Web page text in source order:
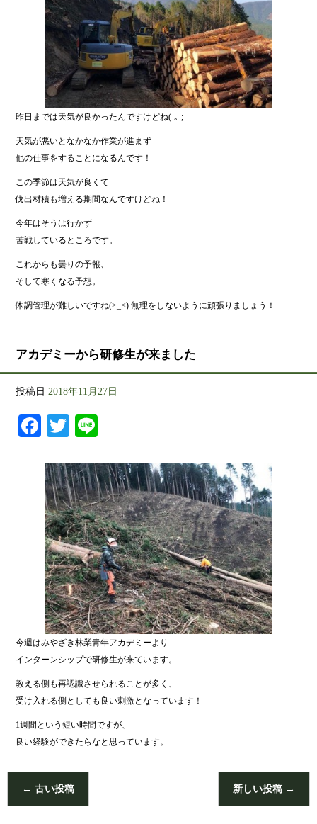
昨日までは天気が良かったんですけどね(-｡-;
天気が悪いとなかなか作業が進まず
他の仕事をすることになるんです！
この季節は天気が良くて
伐出材積も増える期間なんですけどね！
今年はそうは行かず
苦戦しているところです。
これからも曇りの予報、
そして寒くなる予想。
体調管理が難しいですね(>_<) 無理をしないように頑張りましょう！
アカデミーから研修生が来ました
投稿日 2018年11月27日
Facebook
Twitter
今週はみやざき林業青年アカデミーより
インターンシップで研修生が来ています。
教える側も再認識させられることが多く、
受け入れる側としても良い刺激となっています！
1週間という短い時間ですが、
良い経験ができたらなと思っています。
← 古い投稿 新しい投稿 →